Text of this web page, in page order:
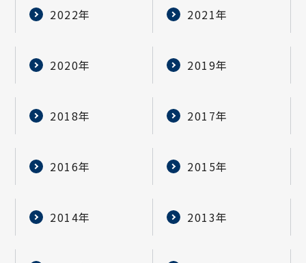
2022年 2021年
2020年 2019年
2018年 2017年
2016年 2015年
2014年 2013年